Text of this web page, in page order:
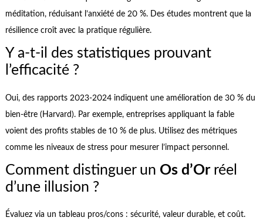
méditation, réduisant l’anxiété de 20 %. Des études montrent que la
résilience croît avec la pratique régulière.
Y a-t-il des statistiques prouvant
l’efficacité ?
Oui, des rapports 2023-2024 indiquent une amélioration de 30 % du
bien-être (Harvard). Par exemple, entreprises appliquant la fable
voient des profits stables de 10 % de plus. Utilisez des métriques
comme les niveaux de stress pour mesurer l’impact personnel.
Comment distinguer un Os d’Orréel
d’une illusion ?
Évaluez via un tableau pros/cons : sécurité, valeur durable, et coût.